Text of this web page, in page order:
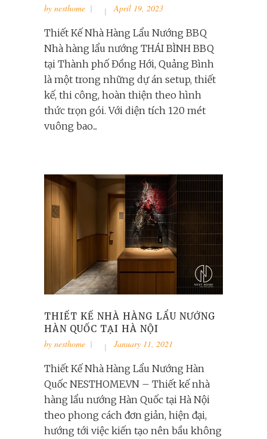
by nesthome April 19, 2023
Thiết Kế Nhà Hàng Lẩu Nướng BBQ
Nhà hàng lẩu nướng THÁI BÌNH BBQ
tại Thành phố Đồng Hới, Quảng Bình
là một trong những dự án setup, thiết
kế, thi công, hoàn thiện theo hình
thức trọn gói. Với diện tích 120 mét
vuông bao...
THIẾT KẾ NHÀ HÀNG LẨU NƯỚNG
HÀN QUỐC TẠI HÀ NỘI
by nesthome January 11, 2021
Thiết Kế Nhà Hàng Lẩu Nướng Hàn
Quốc NESTHOME.VN – Thiết kế nhà
hàng lẩu nướng Hàn Quốc tại Hà Nội
theo phong cách đơn giản, hiện đại,
hướng tới việc kiến tạo nên bầu không